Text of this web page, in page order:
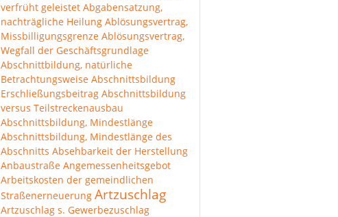
verfrüht geleistet Abgabensatzung,
nachträgliche Heilung Ablösungsvertrag,
Missbilligungsgrenze Ablösungsvertrag,
Wegfall der Geschäftsgrundlage
Abschnittbildung, natürliche
Betrachtungsweise Abschnittsbildung
Erschließungsbeitrag Abschnittsbildung
versus Teilstreckenausbau
Abschnittsbildung, Mindestlänge
Abschnittsbildung, Mindestlänge des
Abschnitts Absehbarkeit der Herstellung
Anbaustraße Angemessenheitsgebot
Arbeitskosten der gemeindlichen
Straßenerneuerung Artzuschlag
Artzuschlag s. Gewerbezuschlag